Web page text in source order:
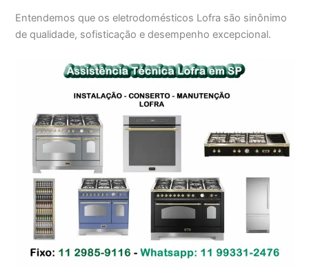
Entendemos que os eletrodomésticos Lofra são sinônimo
de qualidade, sofisticação e desempenho excepcional.